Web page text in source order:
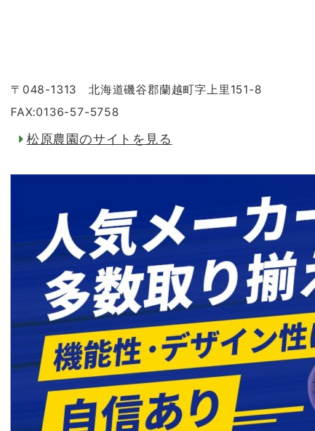
〒048-1313 北海道磯谷郡蘭越町字上里151-8
FAX:0136-57-5758
松原農園のサイトを見る